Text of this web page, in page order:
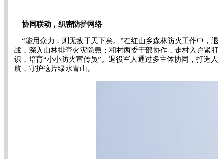
协同联动，织密防护网络
“能用众力，则无敌于天下矣。”在红山乡森林防火工作中，
战，深入山林排查火灾隐患；和村两委干部协作，走村入户紧
识，培育“小小防火宣传员”。退役军人通过多主体协同，打造
航，守护这片绿水青山。